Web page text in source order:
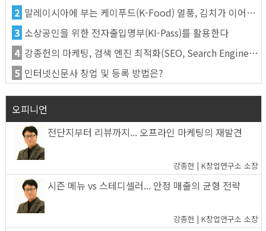
2 말레이시아에 부는 케이푸드(K-Food) 열풍, 김치가 이어간다
3 소상공인을 위한 전자출입명부(KI-Pass)를 활용한다
4 강종헌의 마케팅, 검색 엔진 최적화(SEO, Search Engine Optimization)란
5 인터넷신문사 창업 및 등록 방법은?
오피니언
전단지부터 리뷰까지... 오프라인 마케팅의 재발견
강종헌 | K창업연구소 소장
시즌 메뉴 vs 스테디셀러... 안정 매출의 균형 전략
강종헌 | K창업연구소 소장